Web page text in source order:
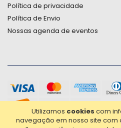
Utilizamos cookies com
navegação em nosso site com
Política de privacidade
Política de Envio
Nossas agenda de eventos